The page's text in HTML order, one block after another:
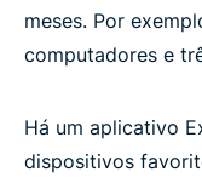
meses. Por
computadores e
Há um aplicativo
dispositivos